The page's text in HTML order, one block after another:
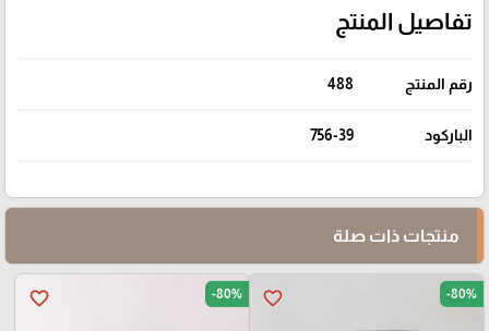
تفاصيل المنتج
رقم المنتج 488
الباركود 756-39
منتجات ذات صلة
favorite_border -80%
favorite_border -80%